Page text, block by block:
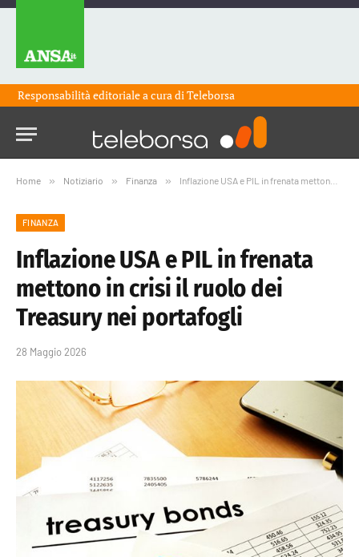
Responsabilità editoriale a cura diTeleborsa
Home » Notiziario » Finanza » Inflazione USA e PIL in frenata mettono in crisi il ruolo dei Treasury nei portafogli
FINANZA
Inflazione USA e PIL in frenata
mettono in crisi il ruolo dei
Treasury nei portafogli
28 Maggio 2026